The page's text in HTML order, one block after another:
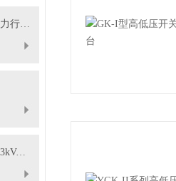
交直流瓦特表的技术特性与电力行业应用实践
高压试验变压器容量怎么选？3kVA、5kVA、10kVA够用吗